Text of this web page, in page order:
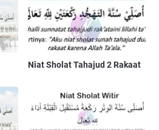
Niat Sholat Tahajud 2 Rakaat